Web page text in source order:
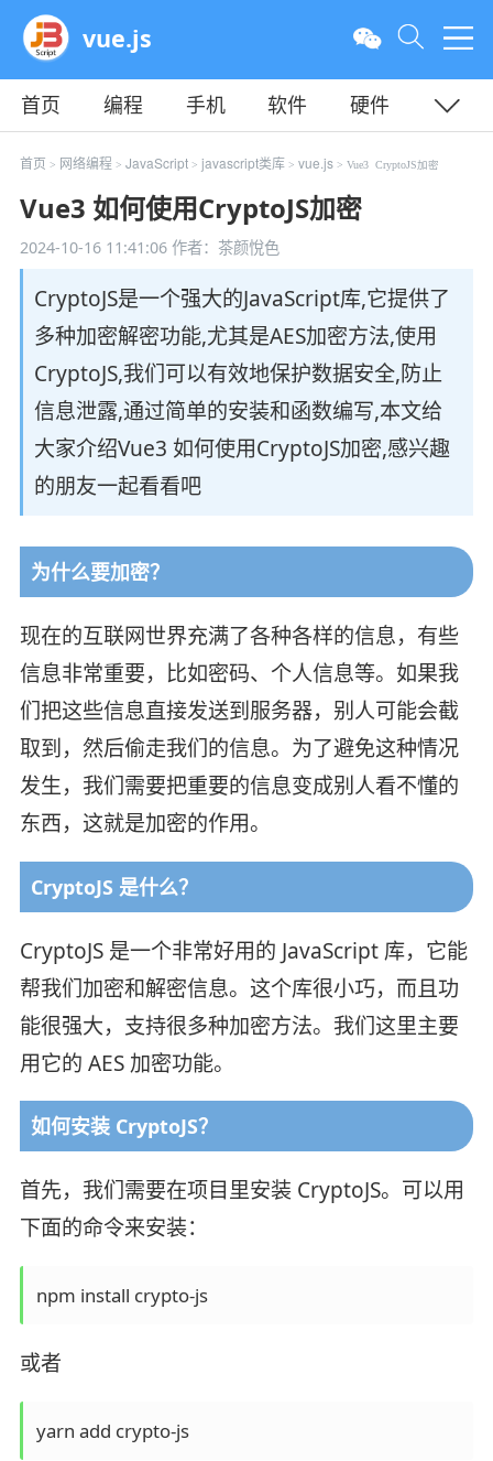
vue.js
首页 编程 手机 软件
硬件
教程
平面 服务器
首页 > 网络编程 > JavaScript> javascript类库> vue.js> Vue3 CryptoJS加密
Vue3 如何使用CryptoJS加密
2024-10-16 11:41:06作者：茶颜悅色
CryptoJS是一个强大的JavaScript库,它提供了
多种加密解密功能,尤其是AES加密方法,使用
CryptoJS,我们可以有效地保护数据安全,防止
信息泄露,通过简单的安装和函数编写,本文给
大家介绍Vue3 如何使用CryptoJS加密,感兴趣
的朋友一起看看吧
为什么要加密？
现在的互联网世界充满了各种各样的信息，有些
信息非常重要，比如密码、个人信息等。如果我
们把这些信息直接发送到服务器，别人可能会截
取到，然后偷走我们的信息。为了避免这种情况
发生，我们需要把重要的信息变成别人看不懂的
东西，这就是加密的作用。
CryptoJS 是什么？
CryptoJS 是一个非常好用的 JavaScript 库，它能
帮我们加密和解密信息。这个库很小巧，而且功
能很强大，支持很多种加密方法。我们这里主要
用它的 AES 加密功能。
如何安装 CryptoJS？
首先，我们需要在项目里安装 CryptoJS。可以用
下面的命令来安装：
npm install crypto-js
或者
yarn add crypto-js